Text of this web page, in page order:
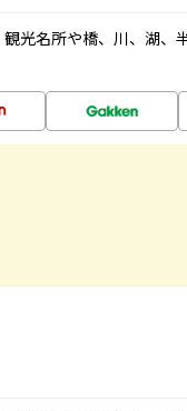
光名所や橋、川、湖、